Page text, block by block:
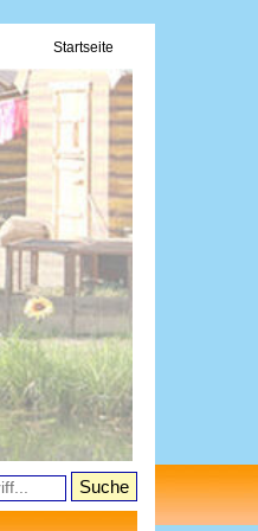
Startseite